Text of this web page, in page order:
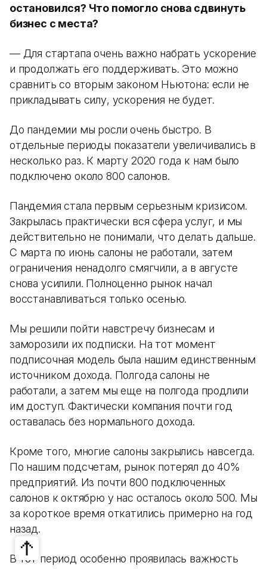
остановился? Что помогло снова сдвинуть
бизнес с места?
— Для стартапа очень важно набрать ускорение
и продолжать его поддерживать. Это можно
сравнить со вторым законом Ньютона: если не
прикладывать силу, ускорения не будет.
До пандемии мы росли очень быстро. В
отдельные периоды показатели увеличивались в
несколько раз. К марту 2020 года к нам было
подключено около 800 салонов.
Пандемия стала первым серьезным кризисом.
Закрылась практически вся сфера услуг, и мы
действительно не понимали, что делать дальше.
С марта по июнь салоны не работали, затем
ограничения ненадолго смягчили, а в августе
снова усилили. Полноценно рынок начал
восстанавливаться только осенью.
Мы решили пойти навстречу бизнесам и
заморозили их подписки. На тот момент
подписочная модель была нашим единственным
источником дохода. Полгода салоны не
работали, а затем мы еще на полгода продлили
им доступ. Фактически компания почти год
оставалась без нормального дохода.
Кроме того, многие салоны закрылись навсегда.
По нашим подсчетам, рынок потерял до 40%
предприятий. Из почти 800 подключенных
салонов к октябрю у нас осталось около 500. Мы
за короткое время откатились примерно на год
назад.
В тот период особенно проявилась важность